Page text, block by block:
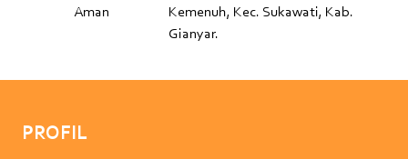
Aman
Kemenuh, Kec. Sukawati, Kab.
Gianyar.
PROFIL